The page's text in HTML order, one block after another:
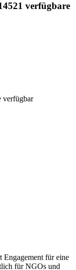
verfügbare
verfügbar
Engagement für eine
für NGOs und